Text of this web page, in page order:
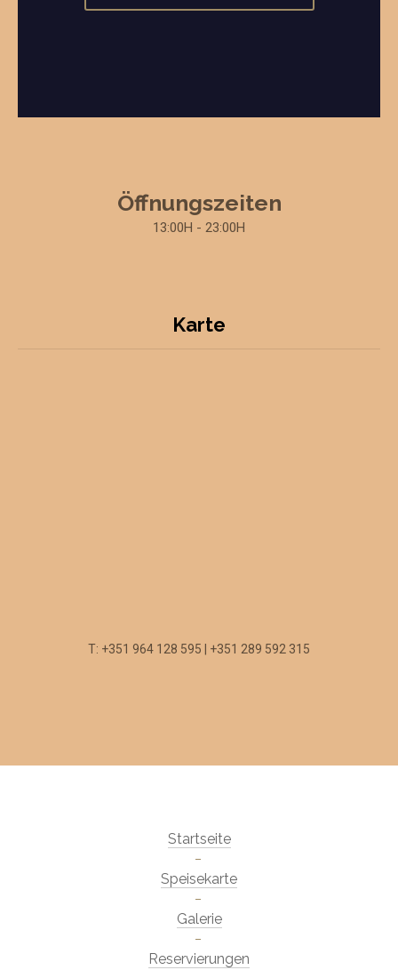
Öffnungszeiten
13:00H - 23:00H
Karte
T: +351 964 128 595 | +351 289 592 315
Startseite
Speisekarte
Galerie
Reservierungen